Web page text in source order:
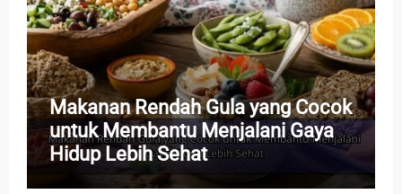
Makanan Rendah Gula yang Cocok
untuk Membantu Menjalani Gaya
Hidup Lebih Sehat